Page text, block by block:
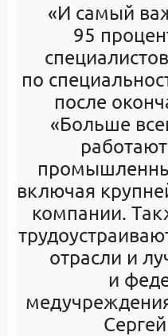
«И самый
95
по
после
«Больше
включая
компании.
отрасли и
и